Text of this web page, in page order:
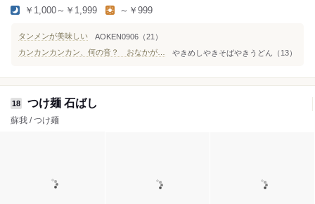
￥1,000～￥1,999 ～￥999
タンメンが美味しい
AOKEN0906（21）
やきめしやきそばやきうどん（13）
18 つけ麺 石ばし
蘇我 / つけ麺